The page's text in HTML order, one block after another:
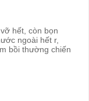
hết, còn bọn
ngoài hết r,
bồi thường chiến